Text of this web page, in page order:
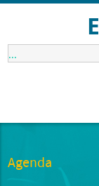
...
Agenda
1:00 am